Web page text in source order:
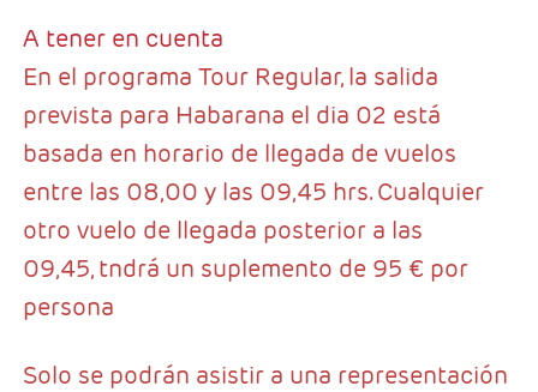
A tener en cuenta
En el programa Tour Regular, la salida
prevista para Habarana el dia 02 está
basada en horario de llegada de vuelos
entre las 08,00 y las 09,45 hrs. Cualquier
otro vuelo de llegada posterior a las
09,45, tndrá un suplemento de 95 € por
persona
Solo se podrán asistir a una representación